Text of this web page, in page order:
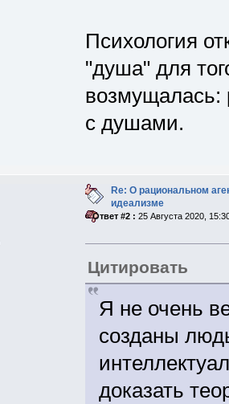
Психология
"душа" для
возмущалась:
с душами.
Re: О рациональном
идеализме
«Ответ #2 : 25 Августа 2020,
Цитировать
Я не очень
созданы
доказать